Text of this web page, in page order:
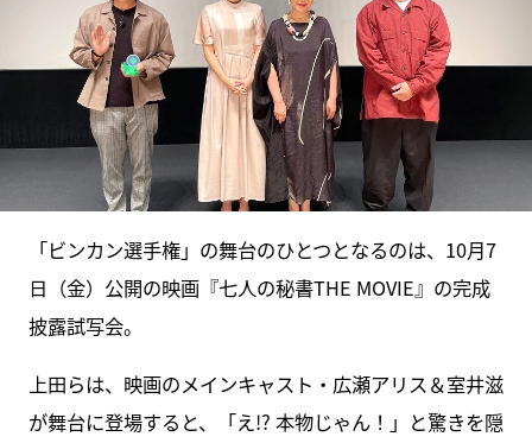
「ビンカン選手権」の舞台のひとつとなるのは、10月7
日（金）公開の映画『七人の秘書THE MOVIE』の完成
披露試写会。
上田らは、映画のメインキャスト・広瀬アリス＆室井滋
が舞台に登場すると、「え!? 本物じゃん！」と驚きを隠